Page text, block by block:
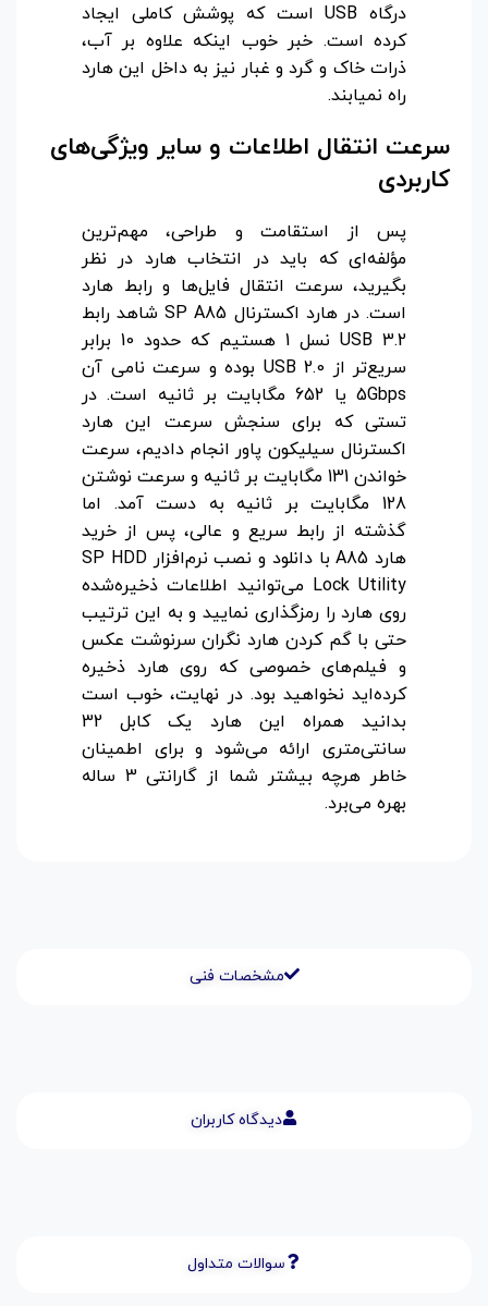
مشخصات فنی
دیدگاه کاربران
سوالات متداول
درگاه USB است که پوشش کاملی ایجاد
کرده است. خبر خوب اینکه علاوه بر آب،
ذرات خاک و گرد و غبار نیز به داخل این هارد
راه نمیابند.
سرعت انتقال اطلاعات و سایر ویژگی‌های
کاربردی
پس از استقامت و طراحی، مهم‌ترین
مؤلفه‌ای که باید در انتخاب هارد در نظر
بگیرید، سرعت انتقال فایل‌ها و رابط هارد
است. در هارد اکسترنال SP A85 شاهد رابط
USB 3.2 نسل 1 هستیم که حدود 10 برابر
سریع‌تر از USB 2.0 بوده و سرعت نامی آن
5Gbps یا 652 مگابایت بر ثانیه است.
در
تستی که برای سنجش سرعت این هارد
اکسترنال سیلیکون پاور انجام دادیم، سرعت
خواندن 131 مگابایت بر ثانیه و سرعت نوشتن
128 مگابایت بر ثانیه به دست آمد. اما
گذشته از رابط سریع و عالی، پس از خرید
هارد A85 با دانلود و نصب نرم‌افزار SP HDD
Lock Utility می‌توانید اطلاعات ذخیره‌شده
روی هارد را رمزگذاری نمایید و به این ترتیب
حتی با گم کردن هارد نگران سرنوشت عکس
و فیلم‌های خصوصی که روی هارد ذخیره
کرده‌اید نخواهید بود. در نهایت، خوب است
بدانید همراه این هارد یک کابل 32
سانتی‌متری ارائه می‌شود و برای اطمینان
خاطر هرچه بیشتر شما از گارانتی 3 ساله
بهره می‌برد.